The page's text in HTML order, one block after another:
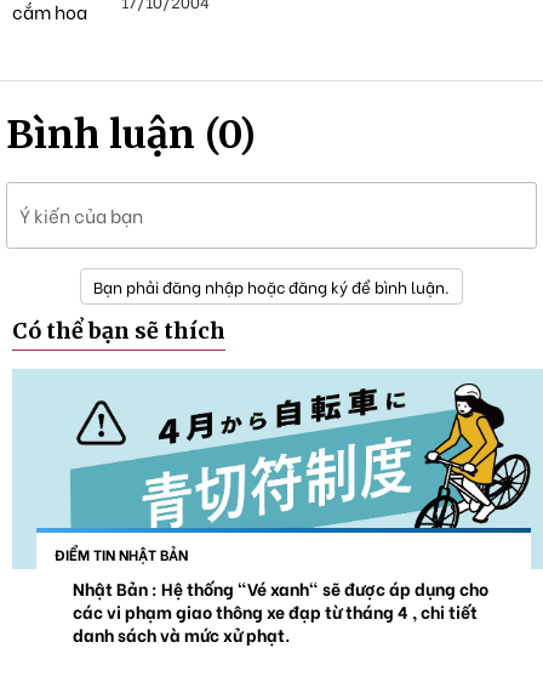
Bình luận (0)
Ý kiến của bạn
Bạn phải đăng nhập hoặc đăng ký để bình luận.
Có thể bạn sẽ thích
ĐIỂM TIN NHẬT BẢN
Nhật Bản : Hệ thống "Vé xanh" sẽ được áp dụng cho
các vi phạm giao thông xe đạp từ tháng 4 , chi tiết
danh sách và mức xử phạt.